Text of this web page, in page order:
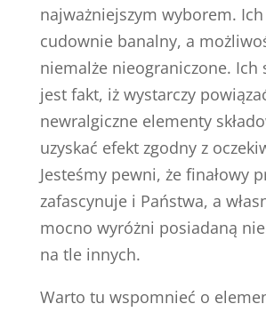
najważniejszym wyborem.
cudownie banalny, a
niemalże nieograniczone. Ich
jest fakt, iż wystarczy
newralgiczne elementy
uzyskać efekt zgodny z
Jesteśmy pewni, że finałowy
zafascynuje i Państwa, a
mocno wyróżni posiadaną
na tle innych.
Warto tu wspomnieć o